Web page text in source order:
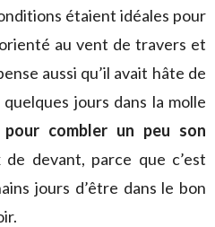
étaient idéales pour
au vent de travers et
aussi qu’il avait hâte de
jours dans la molle
combler un peu son
de devant, parce que c’est
jours d’être dans le bon